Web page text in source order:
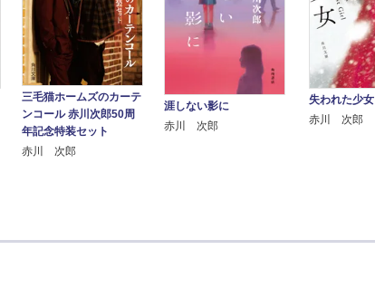
三毛猫ホームズのカーテ
ンコール 赤川次郎50周
年記念特装セット
赤川 次郎
涯しない影に
赤川 次郎
失われた少女
赤川 次郎